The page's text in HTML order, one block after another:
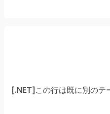
[.NET]この行は既に別のテ